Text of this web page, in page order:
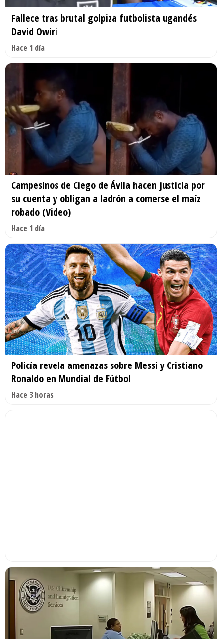
Fallece tras brutal golpiza futbolista ugandés
David Owiri
Hace 1 día
Campesinos de Ciego de Ávila hacen justicia por
su cuenta y obligan a ladrón a comerse el maíz
robado (Video)
Hace 1 día
Policía revela amenazas sobre Messi y Cristiano
Ronaldo en Mundial de Fútbol
Hace 3 horas